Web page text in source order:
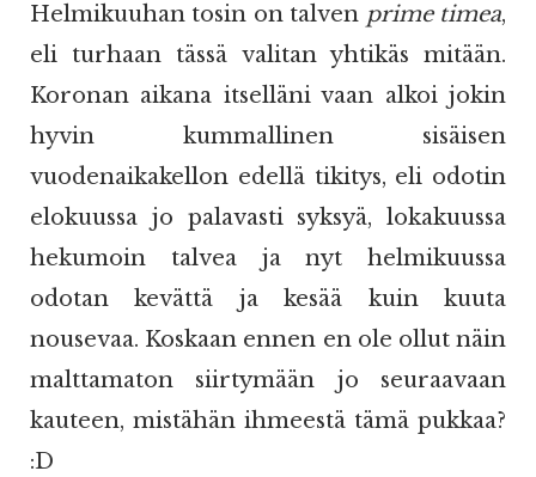
Helmikuuhan tosin on talven prime timea,
eli turhaan tässä valitan yhtikäs mitään.
Koronan aikana itselläni vaan alkoi jokin
hyvin kummallinen sisäisen
vuodenaikakellon edellä tikitys, eli odotin
elokuussa jo palavasti syksyä, lokakuussa
hekumoin talvea ja nyt helmikuussa
odotan kevättä ja kesää kuin kuuta
nousevaa. Koskaan ennen en ole ollut näin
malttamaton siirtymään jo seuraavaan
kauteen, mistähän ihmeestä tämä pukkaa?
:D